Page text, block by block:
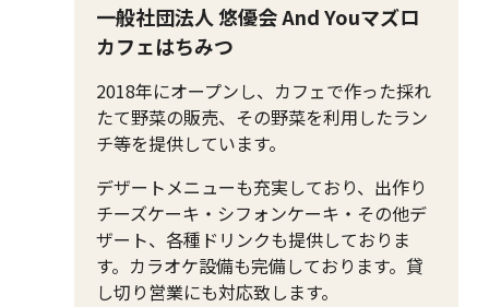
一般社団法人 悠優会 And Youマズロ
カフェはちみつ
2018年にオープンし、カフェで作った採れ
たて野菜の販売、その野菜を利用したラン
チ等を提供しています。
デザートメニューも充実しており、出作り
チーズケーキ・シフォンケーキ・その他デ
ザート、各種ドリンクも提供しておりま
す。カラオケ設備も完備しております。貸
し切り営業にも対応致します。